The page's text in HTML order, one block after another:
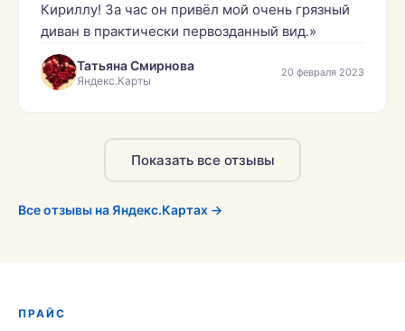
Кириллу! За час он привёл мой очень грязный
диван в практически первозданный вид.»
Татьяна Смирнова
Яндекс.Карты
20 февраля 2023
Показать все отзывы
Все отзывы на Яндекс.Картах →
ПРАЙС